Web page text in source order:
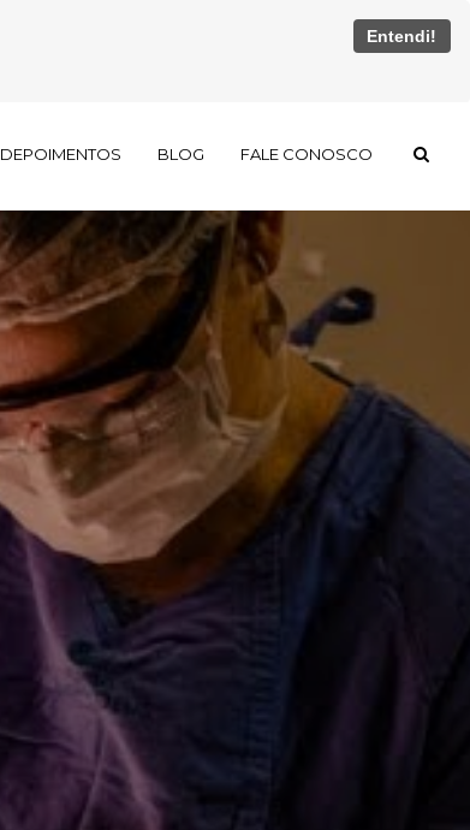
Entendi!
DEPOIMENTOS BLOG FALE CONOSCO